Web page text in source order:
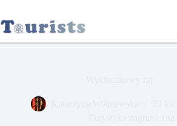
treści